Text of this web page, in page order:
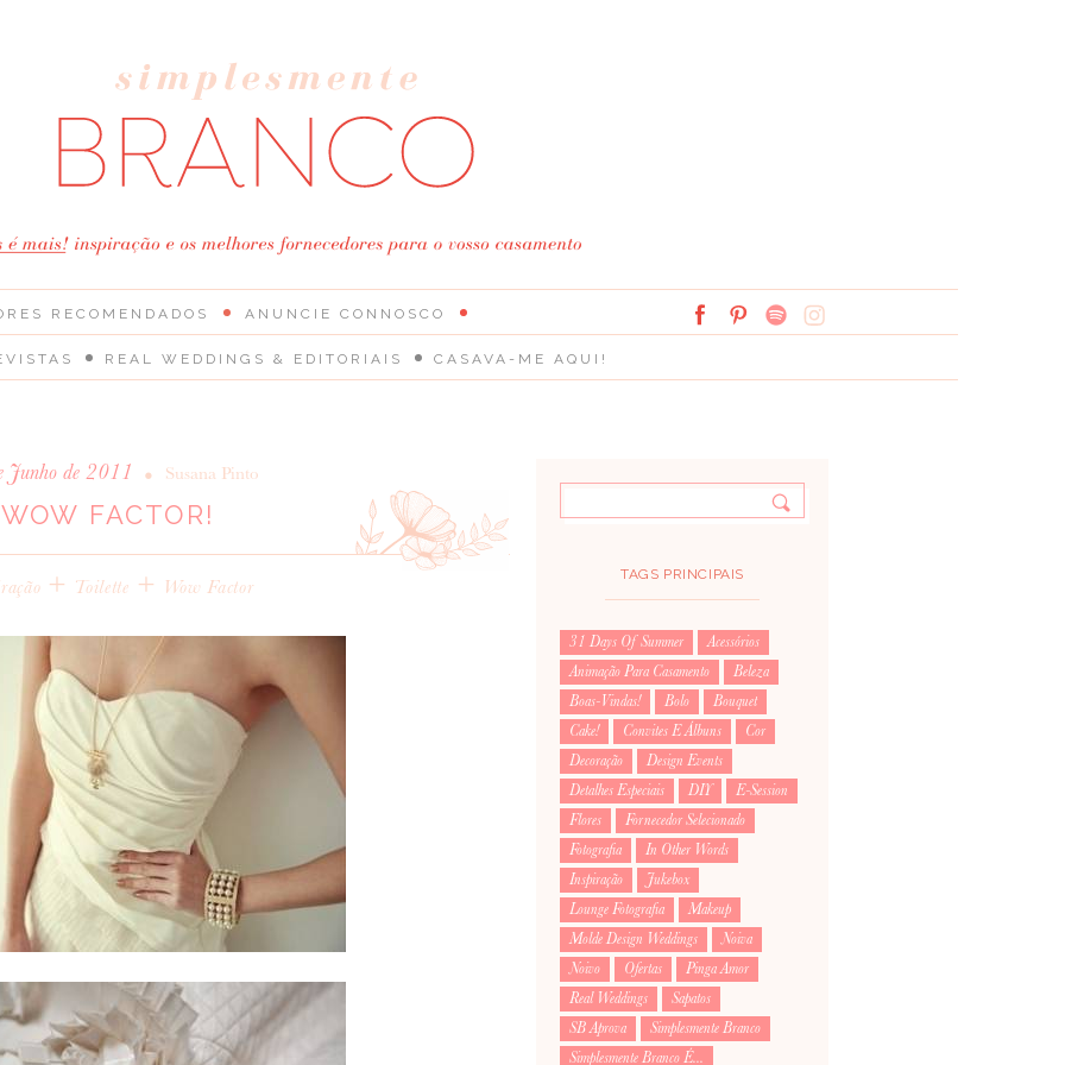
REAL WEDDINGS & EDITORIAIS CASAVA-ME AQUI!
RECOMENDADOS ANUNCIE CONNOSCO
Junho de 2011 • Susana Pinto
WOW FACTOR!
+ Toilette + Wow Factor
TAGS PRINCIPAIS
31 Days Of Summer
Acessórios
Animação Para Casamento
Beleza
Boas-Vindas!
Bolo
Bouquet
Cake!
Convites E Álbuns
Cor
Decoração
Design Events
Detalhes Especiais
DIY
E-Session
Flores
Fornecedor Selecionado
Fotografia
In Other Words
Inspiração
Jukebox
Lounge Fotografia
Makeup
Molde Design Weddings
Noiva
Noivo
Ofertas
Pinga Amor
Real Weddings
Sapatos
SB Aprova
Simplesmente Branco
Simplesmente Branco É...